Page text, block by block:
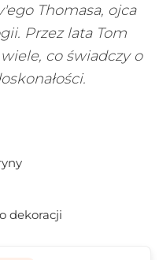
Thomasa, ojca
Przez lata Tom
co świadczy o
dekoracji